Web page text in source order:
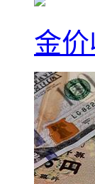
金